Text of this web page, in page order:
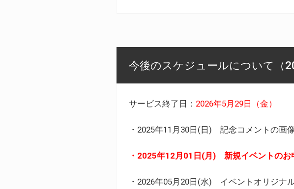
今後のスケジュールについて（
サービス終了日： 2026年5月29日（金）
・2025年11月30日(日) 記念コメントの画
・2025年12月01日(月) 新規イベントのお
・2026年05月20日(水) イベントオリジナ